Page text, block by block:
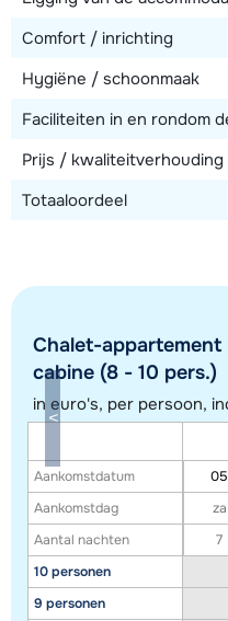
Toon alle
exacte locatie kan enigszins
Comfort / inrichting
Hygiëne / schoonmaak
Faciliteiten in en rondom
Prijs / kwaliteitverhouding
Totaaloordeel
Chalet-appartement
cabine (8 - 10 pers.)
in euro's, per persoon,
Aankomstdatum
Aankomstdag
Aantal nachten
10 personen
9 personen
05
za
7